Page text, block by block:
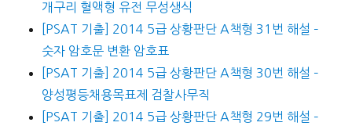
개구리 혈액형 유전 무성생식
[PSAT 기출] 2014 5급 상황판단 A책형 31번 해설 –
숫자 암호문 변환 암호표
[PSAT 기출] 2014 5급 상황판단 A책형 30번 해설 –
양성평등채용목표제 검찰사무직
[PSAT 기출] 2014 5급 상황판단 A책형 29번 해설 –